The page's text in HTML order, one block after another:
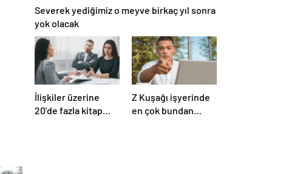
Severek yediğimiz o meyve birkaç yıl sonra
yok olacak
İlişkiler üzerine
20’de fazla kitap
Z Kuşağı işyerinde
en çok bundan